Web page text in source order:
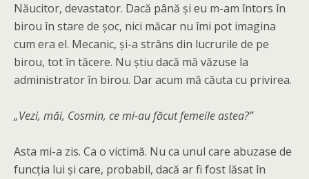
Năucitor, devastator. Dacă până și eu m-am întors în
birou în stare de șoc, nici măcar nu îmi pot imagina
cum era el. Mecanic, și-a strâns din lucrurile de pe
birou, tot în tăcere. Nu știu dacă mă văzuse la
administrator în birou. Dar acum mă căuta cu privirea.
„Vezi, măi, Cosmin, ce mi-au făcut femeile astea?”
Asta mi-a zis. Ca o victimă. Nu ca unul care abuzase de
funcția lui și care, probabil, dacă ar fi fost lăsat în